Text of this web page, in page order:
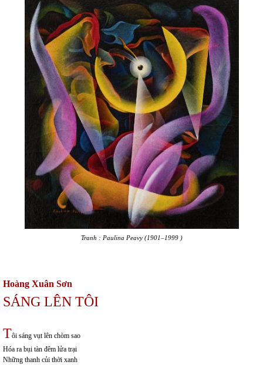
Tranh : Paulina Peavy (1901–1999 )
Hoàng Xuân Sơn
SÁNG LÊN TÔI
Tôi sáng vụt lên chòm sao
Hóa ra bụi tàn đêm lửa trại
Những thanh củi thời xanh